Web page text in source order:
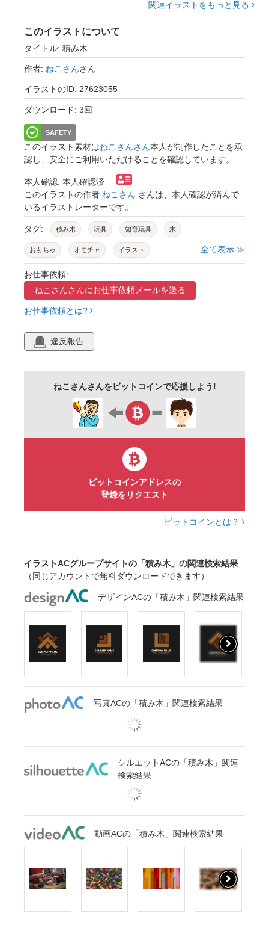
関連イラストをもっと見る
このイラストについて
タイトル: 積み木
作者: ねこさんさん
イラストのID: 27623055
ダウンロード: 3回
SAFETY
このイラスト素材はねこさんさん本人が制作したことを承
認し、安全にご利用いただけることを確認しています。
本人確認: 本人確認済
このイラストの作者 ねこさん さんは、本人確認が済んで
いるイラストレーターです。
タグ: 積み木 玩具 知育玩具 木
おもちゃ オモチャ イラスト 全て表示 ≫
お仕事依頼:
ねこさんさんにお仕事依頼メールを送る
お仕事依頼とは?
違反報告
ねこさんさんをビットコインで応援しよう!
ビットコインアドレスの
登録をリクエスト
ビットコインとは？
イラストACグループサイトの「積み木」の関連検索結果
（同じアカウントで無料ダウンロードできます）
デザインACの「積み木」関連検索結果
写真ACの「積み木」関連検索結果
シルエットACの「積み木」関連
検索結果
動画ACの「積み木」関連検索結果